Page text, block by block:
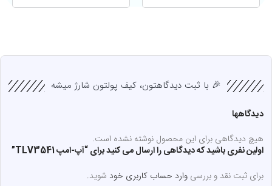
🎉 با ثبت دیدگاهتون، کیف پولتون شارژ میشه
دیدگاهها
هیچ دیدگاهی برای این محصول نوشته نشده است.
اولین نفری باشید که دیدگاهی را ارسال می کنید برای “آپ-امپ TLV3541”
برای ثبت نقد و بررسیوارد حساب کاربری خود شوید.